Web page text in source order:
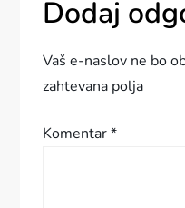
a
c
i
Dodaj
Vaš e-naslov ne bo
zahtevana polja
Komentar*